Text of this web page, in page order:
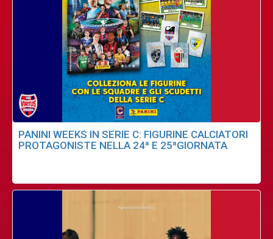
PANINI WEEKS IN SERIE C: FIGURINE CALCIATORI
PROTAGONISTE NELLA 24ª E 25ªGIORNATA